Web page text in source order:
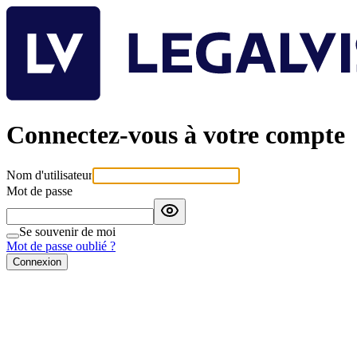
Connectez-vous à votre compte
Nom d'utilisateur
Mot de passe
Se souvenir de moi
Mot de passe oublié ?
Connexion